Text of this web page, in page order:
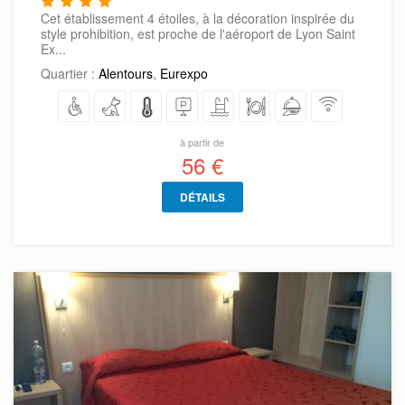
Cet établissement 4 étoiles, à la décoration inspirée du
style prohibition, est proche de l'aéroport de Lyon Saint
Ex...
Quartier : Alentours, Eurexpo
à partir de
56 €
DÉTAILS